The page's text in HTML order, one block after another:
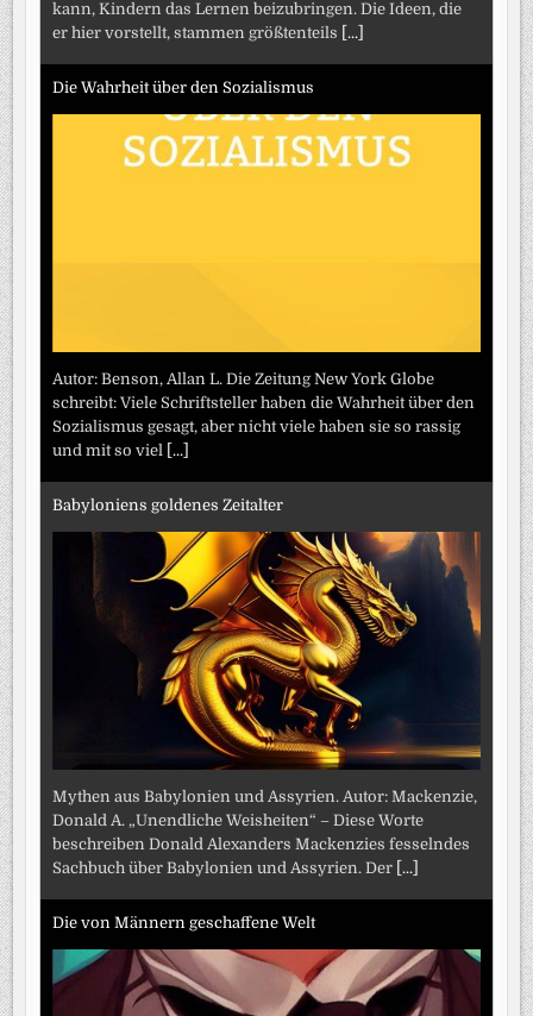
kann, Kindern das Lernen beizubringen. Die Ideen, die
er hier vorstellt, stammen größtenteils
[...]
Die Wahrheit über den Sozialismus
Autor: Benson, Allan L. Die Zeitung New York Globe
schreibt: Viele Schriftsteller haben die Wahrheit über den
Sozialismus gesagt, aber nicht viele haben sie so rassig
und mit so viel
[...]
Babyloniens goldenes Zeitalter
Mythen aus Babylonien und Assyrien. Autor: Mackenzie,
Donald A. „Unendliche Weisheiten“ – Diese Worte
beschreiben Donald Alexanders Mackenzies fesselndes
Sachbuch über Babylonien und Assyrien. Der [...]
Die von Männern geschaffene Welt